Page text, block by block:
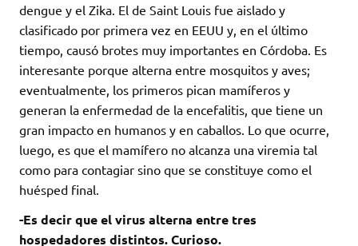
dengue y el Zika. El de Saint Louis fue aislado y
clasificado por primera vez en EEUU y, en el último
tiempo, causó brotes muy importantes en Córdoba. Es
interesante porque alterna entre mosquitos y aves;
eventualmente, los primeros pican mamíferos y
generan la enfermedad de la encefalitis, que tiene un
gran impacto en humanos y en caballos. Lo que ocurre,
luego, es que el mamífero no alcanza una viremia tal
como para contagiar sino que se constituye como el
huésped final.
-Es decir que el virus alterna entre tres
hospedadores distintos. Curioso.